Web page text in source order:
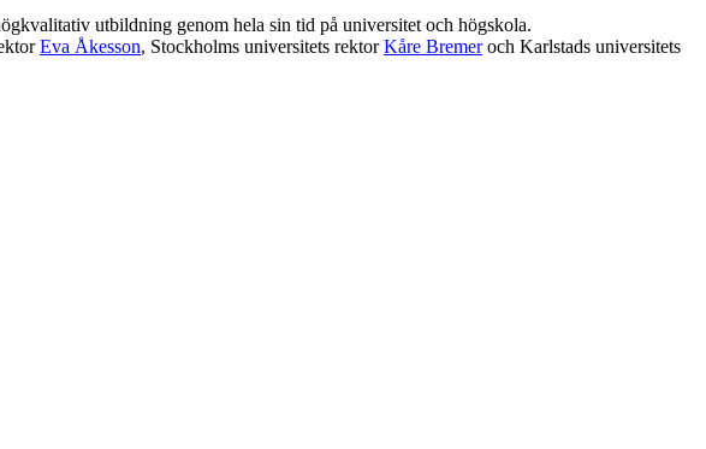
utbildning genom hela sin tid på universitet och högskola.
Eva Åkesson, Stockholms universitets rektorKåre Bremeroch Karlstads universitets